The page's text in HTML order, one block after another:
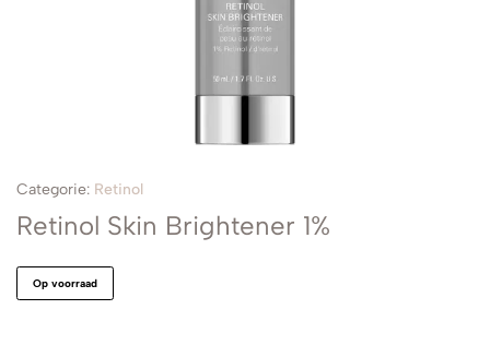
Categorie: Retinol
Retinol Skin Brightener 1%
Op voorraad